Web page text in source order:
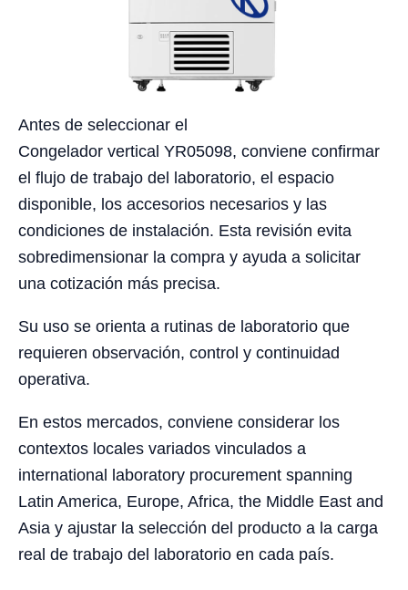
Antes de seleccionar el
Congelador vertical YR05098, conviene confirmar
el flujo de trabajo del laboratorio, el espacio
disponible, los accesorios necesarios y las
condiciones de instalación. Esta revisión evita
sobredimensionar la compra y ayuda a solicitar
una cotización más precisa.
Su uso se orienta a rutinas de laboratorio que
requieren observación, control y continuidad
operativa.
En estos mercados, conviene considerar los
contextos locales variados vinculados a
international laboratory procurement spanning
Latin America, Europe, Africa, the Middle East and
Asia y ajustar la selección del producto a la carga
real de trabajo del laboratorio en cada país.